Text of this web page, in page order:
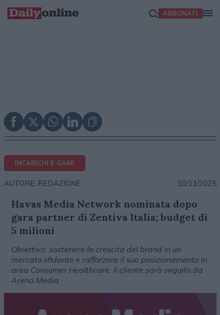
ABBONATI
INCARICHI E GARE
AUTORE: REDAZIONE 10/11/2025
Havas Media Network nominata dopo
gara partner di Zentiva Italia; budget di
5 milioni
Obiettivo: sostenere la crescita del brand in un
mercato sfidante e rafforzare il suo posizionamento in
area Consumer Healthcare. Il cliente sarà seguito da
Arena Media